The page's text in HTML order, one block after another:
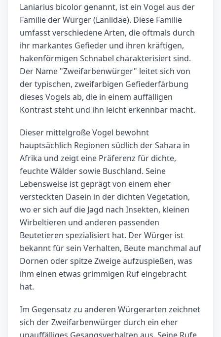
Laniarius bicolor genannt, ist ein Vogel aus der
Familie der Würger (Laniidae). Diese Familie
umfasst verschiedene Arten, die oftmals durch
ihr markantes Gefieder und ihren kräftigen,
hakenförmigen Schnabel charakterisiert sind.
Der Name "Zweifarbenwürger" leitet sich von
der typischen, zweifarbigen Gefiederfärbung
dieses Vogels ab, die in einem auffälligen
Kontrast steht und ihn leicht erkennbar macht.
Dieser mittelgroße Vogel bewohnt
hauptsächlich Regionen südlich der Sahara in
Afrika und zeigt eine Präferenz für dichte,
feuchte Wälder sowie Buschland. Seine
Lebensweise ist geprägt von einem eher
versteckten Dasein in der dichten Vegetation,
wo er sich auf die Jagd nach Insekten, kleinen
Wirbeltieren und anderen passenden
Beutetieren spezialisiert hat. Der Würger ist
bekannt für sein Verhalten, Beute manchmal auf
Dornen oder spitze Zweige aufzuspießen, was
ihm einen etwas grimmigen Ruf eingebracht
hat.
Im Gegensatz zu anderen Würgerarten zeichnet
sich der Zweifarbenwürger durch ein eher